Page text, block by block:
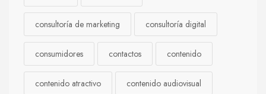
consultoría de marketing consultoría digital
consumidores contactos contenido
contenido atractivo contenido audiovisual